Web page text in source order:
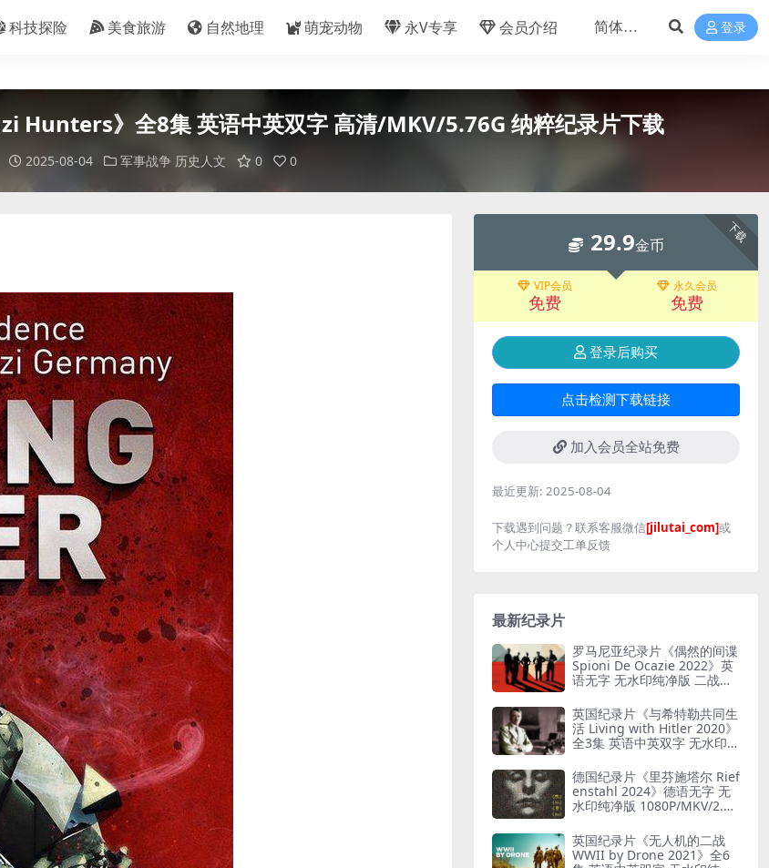
科技探险 美食旅游 自然地理 萌宠动物 永V专享 会员介绍 登录
Hunters》全8集 英语中英双字 高清/MKV/5.76G 纳粹纪录片下载
2025-08-04 军事战争 历史人文 0 0
下载
29.9金币
VIP会员
免费
永久会员
免费
登录后购买
点击检测下载链接
加入会员全站免费
最近更新: 2025-08-04
下载遇到问题？联系客服微信[jilutai_com]或
个人中心提交工单反馈
最新纪录片
罗马尼亚纪录片《偶然的间谍
Spioni De Ocazie 2022》英
语无字 无水印纯净版 二战谍
英国纪录片《与希特勒共同生
活 Living with Hitler 2020》
全3集 英语中英双字 无水印纯
勒共存
德国纪录片《里芬施塔尔 Rief
enstahl 2024》德语无字 无
水印纯净版 1080P/MKV/2.12
英国纪录片《无人机的二战
WWII by Drone 2021》全6